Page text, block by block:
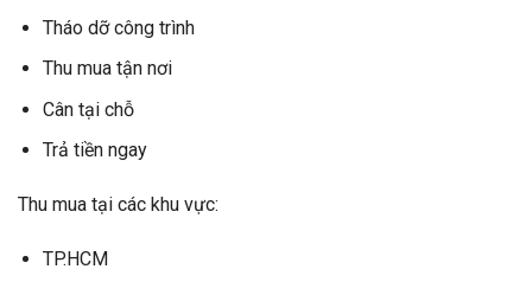
Tháo dỡ công trình
Thu mua tận nơi
Cân tại chỗ
Trả tiền ngay
Thu mua tại các khu vực:
TP.HCM